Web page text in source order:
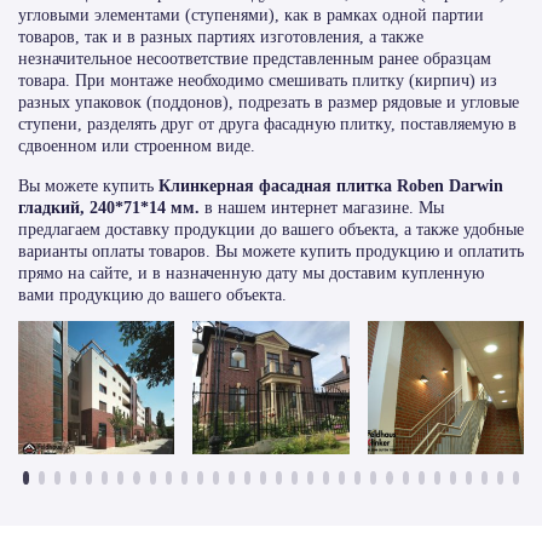
угловыми элементами (ступенями), как в рамках одной партии
товаров, так и в разных партиях изготовления, а также
незначительное несоответствие представленным ранее образцам
товара. При монтаже необходимо смешивать плитку (кирпич) из
разных упаковок (поддонов), подрезать в размер рядовые и угловые
ступени, разделять друг от друга фасадную плитку, поставляемую в
сдвоенном или строенном виде.
Вы можете купить Клинкерная фасадная плитка Roben Darwin
гладкий, 240*71*14 мм. в нашем интернет магазине. Мы
предлагаем доставку продукции до вашего объекта, а также удобные
варианты оплаты товаров. Вы можете купить продукцию и оплатить
прямо на сайте, и в назначенную дату мы доставим купленную
вами продукцию до вашего объекта.